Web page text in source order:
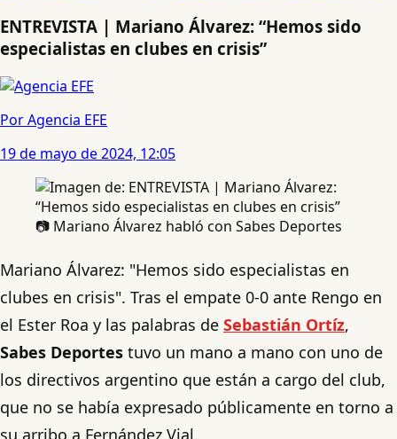
ENTREVISTA | Mariano Álvarez: “Hemos sido
especialistas en clubes en crisis”
Por Agencia EFE
19 de mayo de 2024, 12:05
📷 Mariano Álvarez habló con Sabes Deportes
Mariano Álvarez: "Hemos sido especialistas en
clubes en crisis". Tras el empate 0-0 ante Rengo en
el Ester Roa y las palabras de Sebastián Ortíz,
Sabes Deportes tuvo un mano a mano con uno de
los directivos argentino que están a cargo del club,
que no se había expresado públicamente en torno a
su arribo a Fernández Vial.